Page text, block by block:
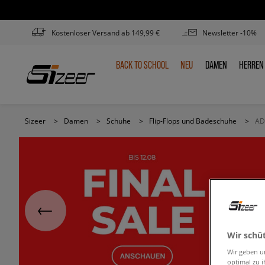
Kostenloser Versand ab 149,99 € Newsletter -10%
BACK
BACK TO SCHOOL NEU
NEU DAMEN
DAMEN HERREN
HERREN
Sizeer > Damen > Schuhe > Flip-Flops und Badeschuhe >
Wir
Wir geben
optimal zu